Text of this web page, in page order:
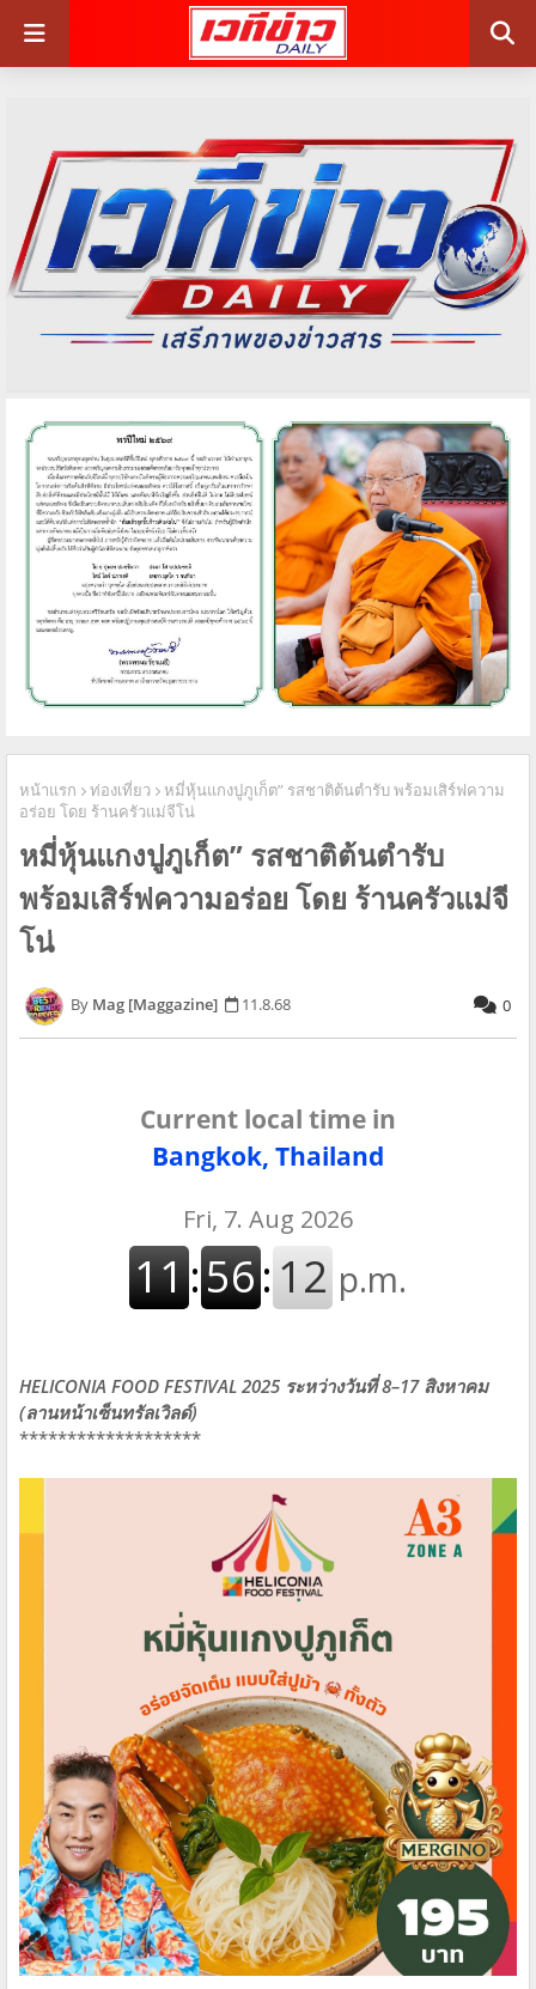
หน้าแรก ท่องเที่ยว
หมี่หุ้นแกงปูภูเก็ต” รสชาติต้นตำรับ พร้อมเสิร์ฟความ
อร่อย โดย ร้านครัวแม่จีโน่
หมี่หุ้นแกงปูภูเก็ต” รสชาติต้นตำรับ
พร้อมเสิร์ฟความอร่อย โดย ร้านครัวแม่จี
โน่
Mag [Maggazine] 11.8.68 0
Current local time in
Bangkok, Thailand
HELICONIA FOOD FESTIVAL 2025 ระหว่างวันที่ 8–17 สิงหาคม
(ลานหน้าเซ็นทรัลเวิลด์)
*******************